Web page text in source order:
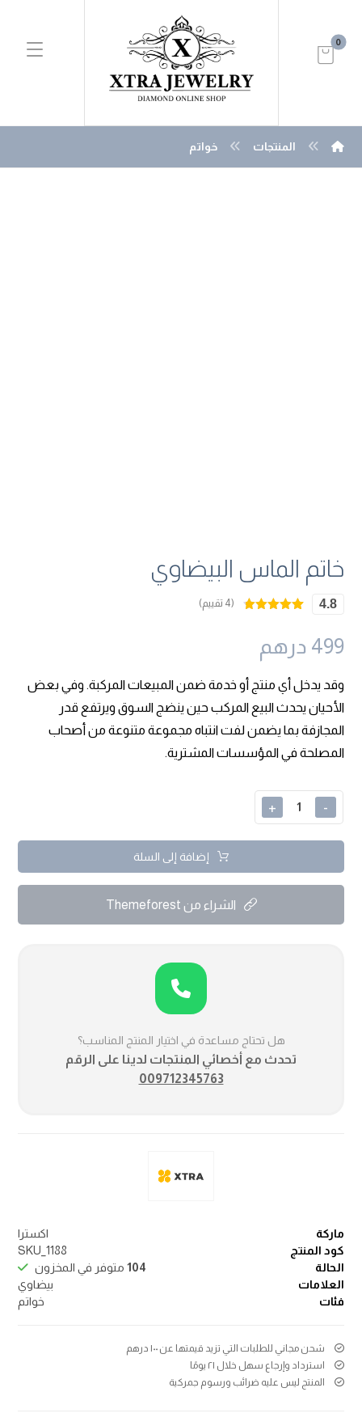
المنتجات خواتم
خاتم الماس البيضاوي
4.8
بناءً على
تقييمعملاء
(4 تقييم)
499 درهم
وقد يدخل أي منتج أو خدمة ضمن المبيعات المركبة. وفي بعض
الأحيان يحدث البيع المركب حين ينضج السوق ويرتفع قدر
المجازفة بما يضمن لفت انتباه مجموعة متنوعة من أصحاب
المصلحة في المؤسسات المشترية.
-
+
إضافة إلى السلة
الشراء من Themeforest
هل تحتاج مساعدة في اختيار المنتج المناسب؟
تحدث مع أخصائي المنتجات لدينا على الرقم
009712345763
ماركة
اکسترا
كود المنتج
SKU_1188
الحالة
104متوفر في المخزون
العلامات
بيضاوي
فئات
خواتم
شحن مجاني للطلبات التي تزيد قيمتها عن ۱۰۰ درهم
استرداد وإرجاع سهل خلال ۲۱ يومًا
المنتج ليس عليه ضرائب ورسوم جمركية